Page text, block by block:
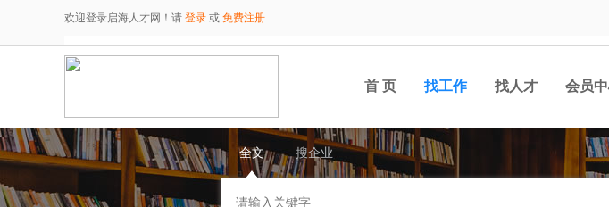
欢迎登录启海人才网！请 登录 或 免费注册
首 页 找工作 找人才 会员
全文 搜企业